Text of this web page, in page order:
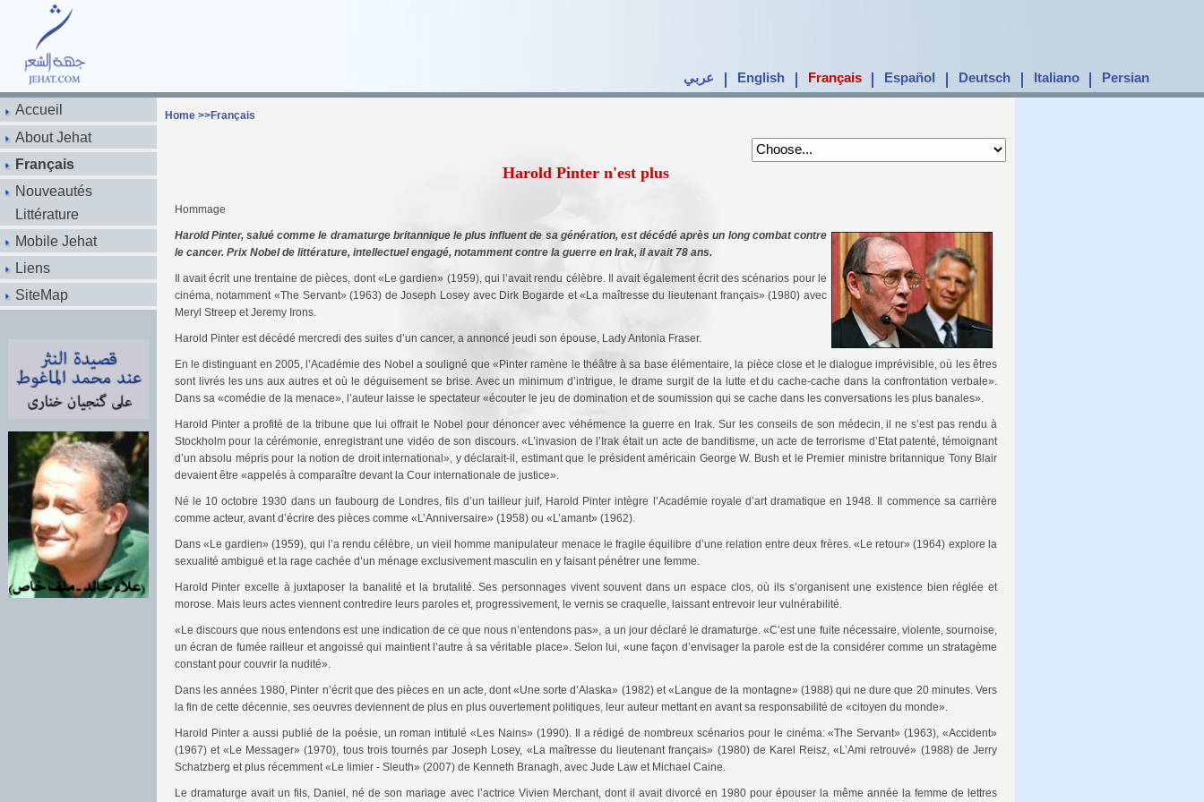
عربي English Français Español Deutsch Italiano Persian
Accueil
About Jehat
Français
Nouveautés
Littérature
Mobile Jehat
Liens
SiteMap
Home >>Français
Harold Pinter n'est plus
Hommage
Harold Pinter, salué comme le dramaturge britannique le plus influent de sa génération, est décédé après un long combat contre
le cancer. Prix Nobel de littérature, intellectuel engagé, notamment contre la guerre en Irak, il avait 78 ans.
Il avait écrit une trentaine de pièces, dont «Le gardien» (1959), qui l’avait rendu célèbre. Il avait également écrit des scénarios pour le
cinéma, notamment «The Servant» (1963) de Joseph Losey avec Dirk Bogarde et «La maîtresse du lieutenant français» (1980) avec
Meryl Streep et Jeremy Irons.
Harold Pinter est décédé mercredi des suites d’un cancer, a annoncé jeudi son épouse, Lady Antonia Fraser.
En le distinguant en 2005, l’Académie des Nobel a souligné que «Pinter ramène le théâtre à sa base élémentaire, la pièce close et le dialogue imprévisible, où les êtres
sont livrés les uns aux autres et où le déguisement se brise. Avec un minimum d’intrigue, le drame surgit de la lutte et du cache-cache dans la confrontation verbale».
Dans sa «comédie de la menace», l’auteur laisse le spectateur «écouter le jeu de domination et de soumission qui se cache dans les conversations les plus banales».
Harold Pinter a profité de la tribune que lui offrait le Nobel pour dénoncer avec véhémence la guerre en Irak. Sur les conseils de son médecin, il ne s’est pas rendu à
Stockholm pour la cérémonie, enregistrant une vidéo de son discours. «L’invasion de l’Irak était un acte de banditisme, un acte de terrorisme d’Etat patenté, témoignant
d’un absolu mépris pour la notion de droit international», y déclarait-il, estimant que le président américain George W. Bush et le Premier ministre britannique Tony Blair
devaient être «appelés à comparaître devant la Cour internationale de justice».
Né le 10 octobre 1930 dans un faubourg de Londres, fils d’un tailleur juif, Harold Pinter intègre l’Académie royale d’art dramatique en 1948. Il commence sa carrière
comme acteur, avant d’écrire des pièces comme «L’Anniversaire» (1958) ou «L’amant» (1962).
Dans «Le gardien» (1959), qui l’a rendu célèbre, un vieil homme manipulateur menace le fragile équilibre d’une relation entre deux frères. «Le retour» (1964) explore la
sexualité ambiguë et la rage cachée d’un ménage exclusivement masculin en y faisant pénétrer une femme.
Harold Pinter excelle à juxtaposer la banalité et la brutalité. Ses personnages vivent souvent dans un espace clos, où ils s’organisent une existence bien réglée et
morose. Mais leurs actes viennent contredire leurs paroles et, progressivement, le vernis se craquelle, laissant entrevoir leur vulnérabilité.
«Le discours que nous entendons est une indication de ce que nous n’entendons pas», a un jour déclaré le dramaturge. «C’est une fuite nécessaire, violente, sournoise,
un écran de fumée railleur et angoissé qui maintient l’autre à sa véritable place». Selon lui, «une façon d’envisager la parole est de la considérer comme un stratagème
constant pour couvrir la nudité».
Dans les années 1980, Pinter n’écrit que des pièces en un acte, dont «Une sorte d’Alaska» (1982) et «Langue de la montagne» (1988) qui ne dure que 20 minutes. Vers
la fin de cette décennie, ses oeuvres deviennent de plus en plus ouvertement politiques, leur auteur mettant en avant sa responsabilité de «citoyen du monde».
Harold Pinter a aussi publié de la poésie, un roman intitulé «Les Nains» (1990). Il a rédigé de nombreux scénarios pour le cinéma: «The Servant» (1963), «Accident»
(1967) et «Le Messager» (1970), tous trois tournés par Joseph Losey, «La maîtresse du lieutenant français» (1980) de Karel Reisz, «L’Ami retrouvé» (1988) de Jerry
Schatzberg et plus récemment «Le limier - Sleuth» (2007) de Kenneth Branagh, avec Jude Law et Michael Caine.
Le dramaturge avait un fils, Daniel, né de son mariage avec l’actrice Vivien Merchant, dont il avait divorcé en 1980 pour épouser la même année la femme de lettres